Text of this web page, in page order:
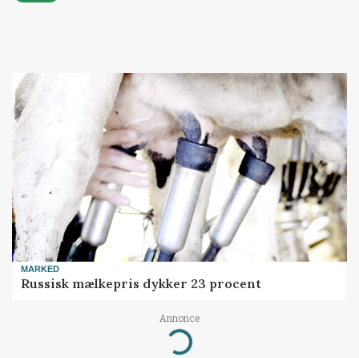
MARKED
Russisk mælkepris dykker 23 procent
Annonce
Loading...